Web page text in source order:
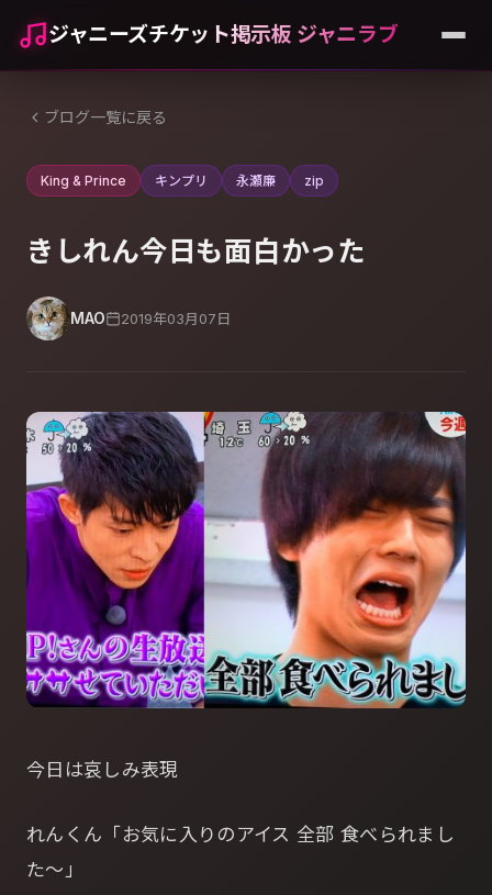
ジャニーズチケット掲示板 ジャニラブ
ブログ一覧に戻る
King & Prince キンプリ 永瀬廉 zip
きしれん今日も面白かった
MAO 2019年03月07日
今日は哀しみ表現
れんくん「お気に入りのアイス 全部 食べられまし
た～」